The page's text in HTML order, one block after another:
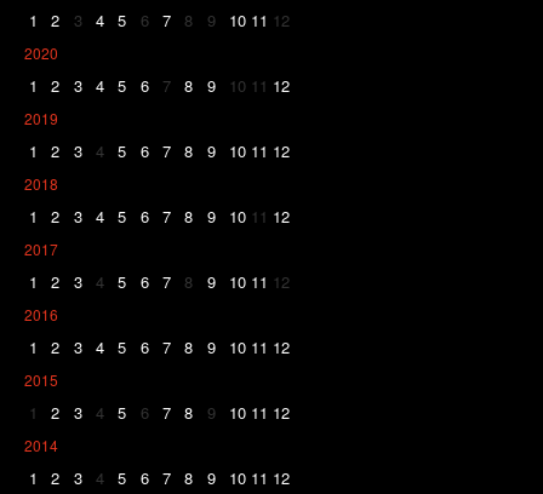
1 2 3 4 5 6 7 8 9 10 11 12
2020
1 2 3 4 5 6 7 8 9 10 11 12
2019
1 2 3 4 5 6 7 8 9 10 11 12
2018
1 2 3 4 5 6 7 8 9 10 11 12
2017
1 2 3 4 5 6 7 8 9 10 11 12
2016
1 2 3 4 5 6 7 8 9 10 11 12
2015
1 2 3 4 5 6 7 8 9 10 11 12
2014
1 2 3 4 5 6 7 8 9 10 11 12